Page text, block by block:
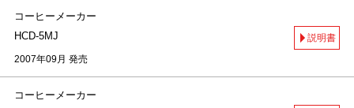
コーヒーメーカー
HCD-5MJ
2007年09月 発売
説明書
コーヒーメーカー